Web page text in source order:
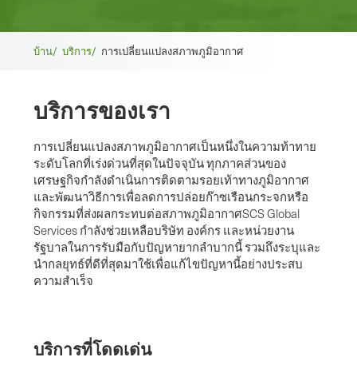
เบ
รด
ค
รัม
บ์
บ้าน/ บริการ/ การเปลี่ยนแปลงสภาพภูมิอากาศ
บริการของเรา
การเปลี่ยนแปลงสภาพภูมิอากาศเป็นหนึ่งในความท้าทาย
ระดับโลกที่เร่งด่วนที่สุดในปัจจุบัน ทุกภาคส่วนของ
เศรษฐกิจกำลังดำเนินการติดตามรอยเท้าทางภูมิอากาศ
และพัฒนาวิธีการเพื่อลดการปล่อยก๊าซเรือนกระจกหรือ
กิจกรรมที่ส่งผลกระทบต่อสภาพภูมิอากาศSCS Global
Services กำลังช่วยเหลือบริษัท องค์กร และหน่วยงาน
รัฐบาลในการรับมือกับปัญหายากลำบากนี้ รวมถึงระบุและ
นำกลยุทธ์ที่ดีที่สุดมาใช้เพื่อแก้ไขปัญหานี้อย่างประสบ
ความสำเร็จ
บริการที่โดดเด่น